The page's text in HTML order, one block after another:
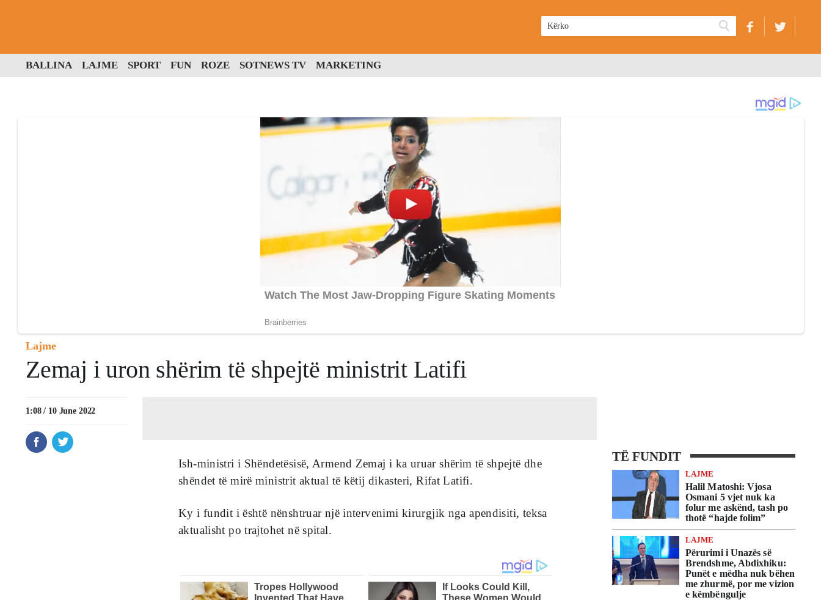
BALLINA LAJME SPORT FUN ROZE SOTNEWS TV MARKETING
Lajme
Zemaj i uron shërim të shpejtë ministrit Latifi
1:08 / 10 June 2022
TË FUNDIT
LAJME
Halil Matoshi: Vjosa
Osmani 5 vjet nuk ka
folur me askënd, tash po
thotë “hajde folim”
LAJME
Përurimi i Unazës së
Brendshme, Abdixhiku:
Punët e mëdha nuk bëhen
me zhurmë, por me vizion
e këmbëngulje
Ish-ministri i Shëndetësisë, Armend Zemaj i ka uruar shërim të shpejtë dhe
shëndet të mirë ministrit aktual të këtij dikasteri, Rifat Latifi.
Ky i fundit i është nënshtruar një intervenimi kirurgjik nga apendisiti, teksa
aktualisht po trajtohet në spital.